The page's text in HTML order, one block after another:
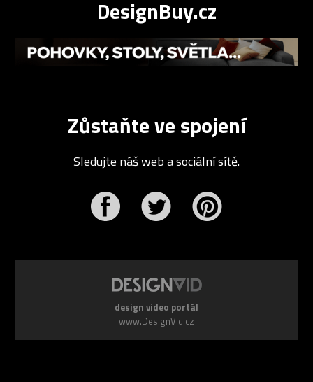
DesignBuy.cz
Zůstaňte ve spojení
Sledujte náš web a sociální sítě.
design video portál
www.DesignVid.cz